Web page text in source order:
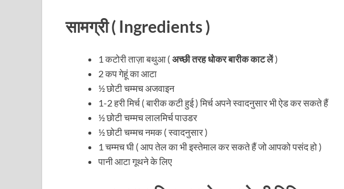
सामग्री ( Ingredients )
1 कटोरी ताज़ा बथुआ ( अच्छी तरह धोकर बारीक काट लें)
2 कप गेहूं का आटा
½ छोटी चम्मच अजवाइन
1-2 हरी मिर्च ( बारीक कटी हुई ) मिर्च अपने स्वादनुसार भी ऐड कर सकते हैं
½ छोटी चम्मच लालमिर्च पाउडर
½ छोटी चम्मच नमक ( स्वादनुसार )
1 चम्मच घी ( आप तेल का भी इस्तेमाल कर सकते हैं जो आपको पसंद हो )
पानी आटा गूथने के लिए